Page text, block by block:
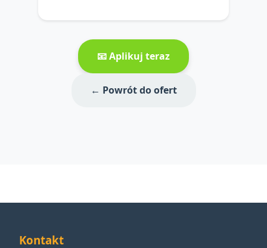
📧 Aplikuj teraz
← Powrót do ofert
Kontakt